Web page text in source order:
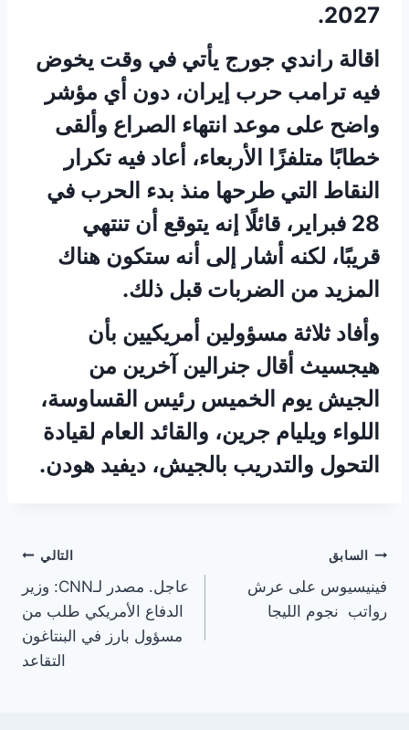
2027.
اقالة راندي جورج يأتي في وقت يخوض
فيه ترامب حرب إيران، دون أي مؤشر
واضح على موعد انتهاء الصراع وألقى
خطابًا متلفزًا الأربعاء، أعاد فيه تكرار
النقاط التي طرحها منذ بدء الحرب في
28 فبراير، قائلًا إنه يتوقع أن تنتهي
قريبًا، لكنه أشار إلى أنه ستكون هناك
المزيد من الضربات قبل ذلك.
وأفاد ثلاثة مسؤولين أمريكيين بأن
هيجسيث أقال جنرالين آخرين من
الجيش يوم الخميس رئيس القساوسة،
اللواء ويليام جرين، والقائد العام لقيادة
التحول والتدريب بالجيش، ديفيد هودن.
تصفّح
المقالات
السابق
فينيسيوس على عرش
رواتب نجوم الليجا
التالي
عاجل. مصدر لـCNN: وزير
الدفاع الأمريكي طلب من
مسؤول بارز في البنتاغون
التقاعد